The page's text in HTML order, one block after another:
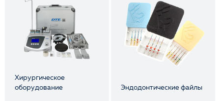
Хирургическое
оборудование
Эндодонтические файлы